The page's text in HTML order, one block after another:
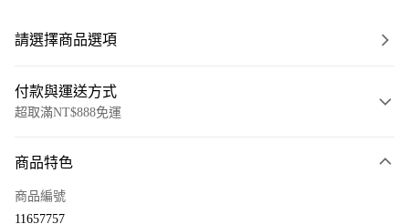
請選擇商品選項
付款與運送方式
超取滿NT$888免運
信用卡一次付款
商品特色
商品編號
11657757